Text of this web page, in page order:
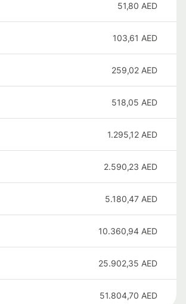
51,80 AED
103,61 AED
259,02 AED
518,05 AED
1.295,12 AED
2.590,23 AED
5.180,47 AED
10.360,94 AED
25.902,35 AED
51.804,70 AED